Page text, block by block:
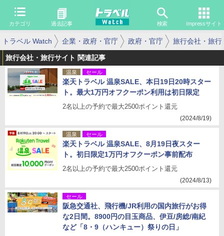
カテゴリ 過去記事 検索 Impressサイト
トラベル Watch 企業・政府・官庁 政府・官庁 旅行会社・旅行
旅行会社・旅行サイト 関連記事
温泉 セール
楽天トラベル 温泉SALE、本日19日20時スター
ト。最大1万円オフクーポン利用は初日限定
2名以上の予約で最大2500ポイント還元
(2024/8/19)
温泉 セール
楽天トラベル 温泉SALE、8月19日夜スター
ト。初日限定1万円オフクーポン事前配布
2名以上の予約で最大2500ポイント還元
(2024/8/13)
セール
阪急交通社、飛行機/JR利用の国内旅行がお得
な2日間。8900円の目玉商品、伊豆/房総/南紀
など「8・9（ハンキュー）祭りの日」